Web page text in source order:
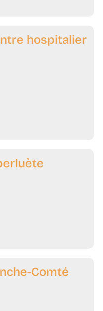
hospitalier
Comté